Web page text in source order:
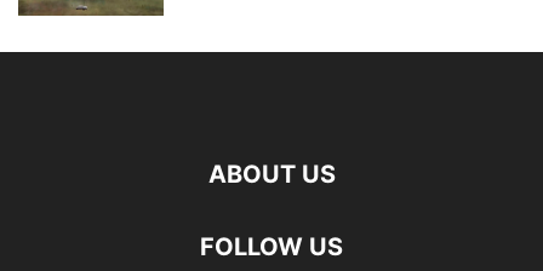
ABOUT US
FOLLOW US